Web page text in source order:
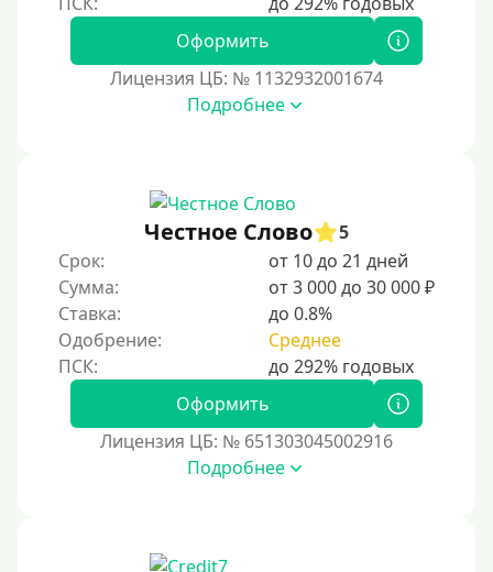
Мини займы
На большую сумму
Банковские карты и платежные системы
С помощью системы Юнистрим
ВТБ
Виза (Visa)
Тинькофф
На карту Кукуруза
С помощью платформы Контакт (Contact)
Оформить
Лицензия ЦБ: № 1132932001674
Подробнее
Честное Слово
5
Срок:
от 10 до 21 дней
Сумма:
от 3 000 до 30 000 ₽
Ставка:
до 0.8%
Одобрение:
Среднее
Оформить
Лицензия ЦБ: № 651303045002916
Подробнее